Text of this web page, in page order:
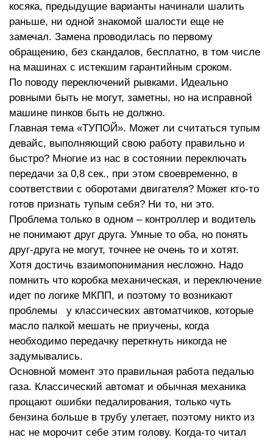
косяка, предыдущие варианты начинали шалить
раньше, ни одной знакомой шалости еще не
замечал. Замена проводилась по первому
обращению, без скандалов, бесплатно, в том числе
на машинах с истекшим гарантийным сроком.
По поводу переключений рывками. Идеально
ровными быть не могут, заметны, но на исправной
машине пинков быть не должно.
Главная тема «ТУПОЙ». Может ли считаться тупым
девайс, выполняющий свою работу правильно и
быстро? Многие из нас в состоянии переключать
передачи за 0,8 сек., при этом своевременно, в
соответствии с оборотами двигателя? Может кто-то
готов признать тупым себя? Ни то, ни это.
Проблема только в одном – контроллер и водитель
не понимают друг друга. Умные то оба, но понять
друг-друга не могут, точнее не очень то и хотят.
Хотя достичь взаимопонимания несложно. Надо
помнить что коробка механическая, и переключение
идет по логике МКПП, и поэтому то возникают
проблемы у классических автоматчиков, которые
масло палкой мешать не приучены, когда
необходимо передачку переткнуть никогда не
задумывались.
Основной момент это правильная работа педалью
газа. Классический автомат и обычная механика
прощают ошибки педалирования, только чуть
бензина больше в трубу улетает, поэтому никто из
нас не морочит себе этим голову. Когда-то читал